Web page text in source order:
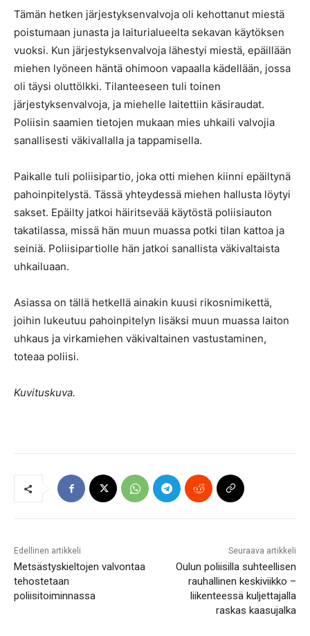
Tämän hetken järjestyksenvalvoja oli kehottanut miestä
poistumaan junasta ja laiturialueelta sekavan käytöksen
vuoksi. Kun järjestyksenvalvoja lähestyi miestä, epäillään
miehen lyöneen häntä ohimoon vapaalla kädellään, jossa
oli täysi oluttölkki. Tilanteeseen tuli toinen
järjestyksenvalvoja, ja miehelle laitettiin käsiraudat.
Poliisin saamien tietojen mukaan mies uhkaili valvojia
sanallisesti väkivallalla ja tappamisella.
Paikalle tuli poliisipartio, joka otti miehen kiinni epäiltynä
pahoinpitelystä. Tässä yhteydessä miehen hallusta löytyi
sakset. Epäilty jatkoi häiritsevää käytöstä poliisiauton
takatilassa, missä hän muun muassa potki tilan kattoa ja
seiniä. Poliisipartiolle hän jatkoi sanallista väkivaltaista
uhkailuaan.
Asiassa on tällä hetkellä ainakin kuusi rikosnimikettä,
joihin lukeutuu pahoinpitelyn lisäksi muun muassa laiton
uhkaus ja virkamiehen väkivaltainen vastustaminen,
toteaa poliisi.
Kuvituskuva.
Edellinen artikkeli
Metsästyskieltojen valvontaa
tehostetaan
poliisitoiminnassa
Seuraava artikkeli
Oulun poliisilla suhteellisen
rauhallinen keskiviikko –
liikenteessä kuljettajalla
raskas kaasujalka